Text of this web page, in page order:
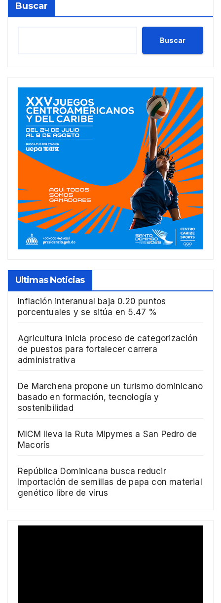
Buscar
Buscar
Ultimas Noticias
Inflación interanual baja 0.20 puntos
porcentuales y se sitúa en 5.47 %
Agricultura inicia proceso de categorización
de puestos para fortalecer carrera
administrativa
De Marchena propone un turismo dominicano
basado en formación, tecnología y
sostenibilidad
MICM lleva la Ruta Mipymes a San Pedro de
Macorís
República Dominicana busca reducir
importación de semillas de papa con material
genético libre de virus